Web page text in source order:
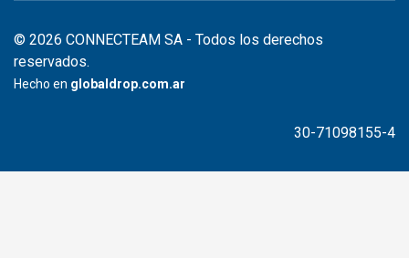
© 2026 CONNECTEAM SA - Todos los derechos
reservados.
Hecho en globaldrop.com.ar
30-71098155-4